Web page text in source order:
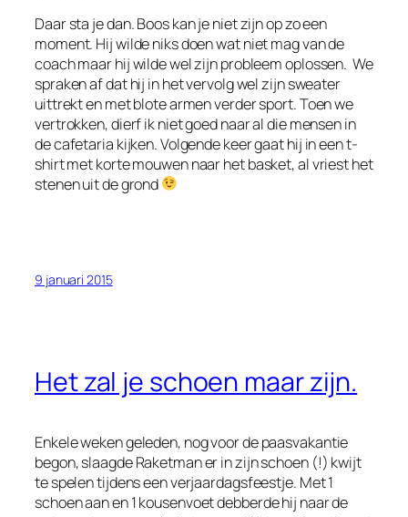
Daar sta je dan. Boos kan je niet zijn op zo een
moment. Hij wilde niks doen wat niet mag van de
coach maar hij wilde wel zijn probleem oplossen. We
spraken af dat hij in het vervolg wel zijn sweater
uittrekt en met blote armen verder sport. Toen we
vertrokken, dierf ik niet goed naar al die mensen in
de cafetaria kijken. Volgende keer gaat hij in een t-
shirt met korte mouwen naar het basket, al vriest het
stenen uit de grond
9 januari 2015
Het zal je schoen maar zijn.
Enkele weken geleden, nog voor de paasvakantie
begon, slaagde Raketman er in zijn schoen (!) kwijt
te spelen tijdens een verjaardagsfeestje. Met 1
schoen aan en 1 kousenvoet debberde hij naar de